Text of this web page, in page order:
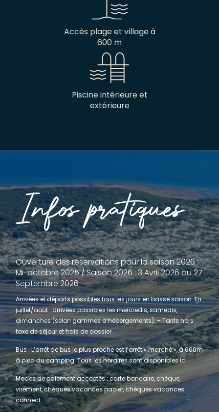
Accès plage et village à
600 m
Piscine intérieure et
extérieure
Infos pratiques
Ouverture des réservations pour la saison 2026 :
Mi-octobre 2025 / Saison 2026 : 3 Avril 2026 au 27
Septembre 2026
Arrivées et départs possibles tous les jours en basse saison. En
juillet/août : arrivées possibles les mercredis, samedis,
dimanches (selon gammes d’hébergements). – Tarifs hors
taxe de séjour et frais de dossier.
Bus : L’arrêt de bus le plus proche est l’arrêt « marché », à 600m
à pied du camping. Tous les horaires sont disponiblesici
Modes de paiement acceptés : carte bancaire, chèque,
virement, chèques vacances papier, chèques vacances
connect.